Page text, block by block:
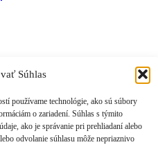
Súhlas
používame technológie, ako sú súbory
o zariadení. Súhlas s týmito
ako je správanie pri prehliadaní alebo
odvolanie súhlasu môže nepriaznivo
cookie (EÚ)
Mirky Kosorínovej